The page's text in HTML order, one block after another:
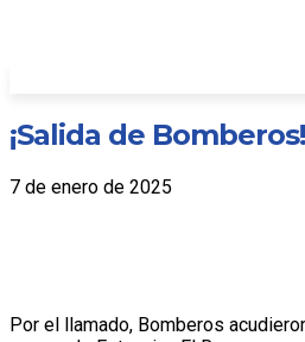
¡Salida de Bomberos!
7 de enero de 2025
Por el llamado, Bomberos